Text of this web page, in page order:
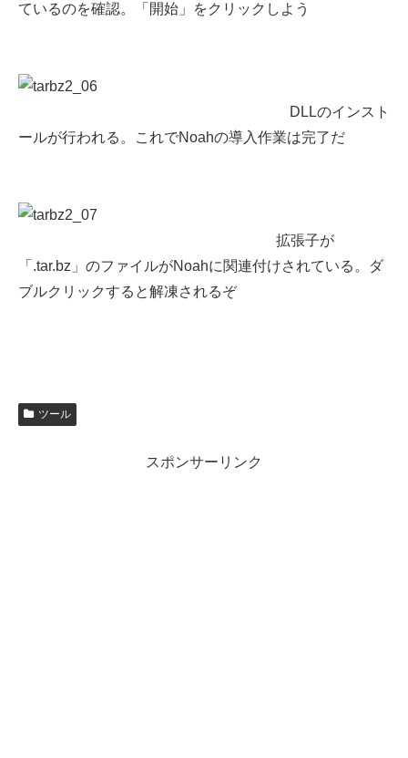
ているのを確認。「開始」をクリックしよう
DLLのインスト
ールが行われる。これでNoahの導入作業は完了だ
拡張子が
「.tar.bz」のファイルがNoahに関連付けされている。ダ
ブルクリックすると解凍されるぞ
ツール
スポンサーリンク